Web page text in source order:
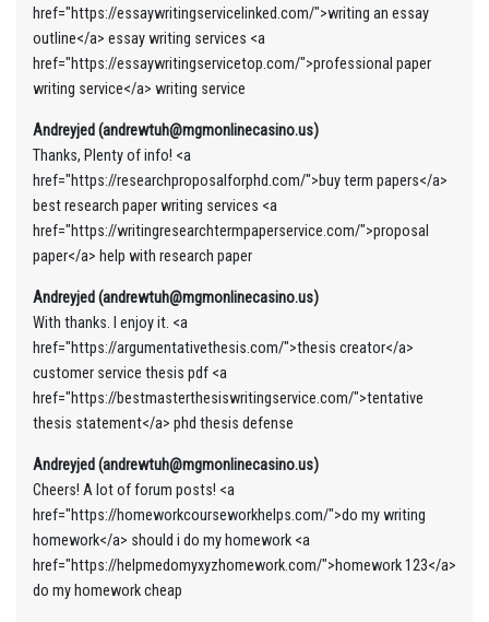
href="https://essaywritingservicelinked.com/">writing an essay
outline</a> essay writing services <a
href="https://essaywritingservicetop.com/">professional paper
writing service</a> writing service
Andreyjed (andrewtuh@mgmonlinecasino.us)
Thanks, Plenty of info! <a
href="https://researchproposalforphd.com/">buy term papers</a>
best research paper writing services <a
href="https://writingresearchtermpaperservice.com/">proposal
paper</a> help with research paper
Andreyjed (andrewtuh@mgmonlinecasino.us)
With thanks. I enjoy it. <a
href="https://argumentativethesis.com/">thesis creator</a>
customer service thesis pdf <a
href="https://bestmasterthesiswritingservice.com/">tentative
thesis statement</a> phd thesis defense
Andreyjed (andrewtuh@mgmonlinecasino.us)
Cheers! A lot of forum posts! <a
href="https://homeworkcourseworkhelps.com/">do my writing
homework</a> should i do my homework <a
href="https://helpmedomyxyzhomework.com/">homework 123</a>
do my homework cheap